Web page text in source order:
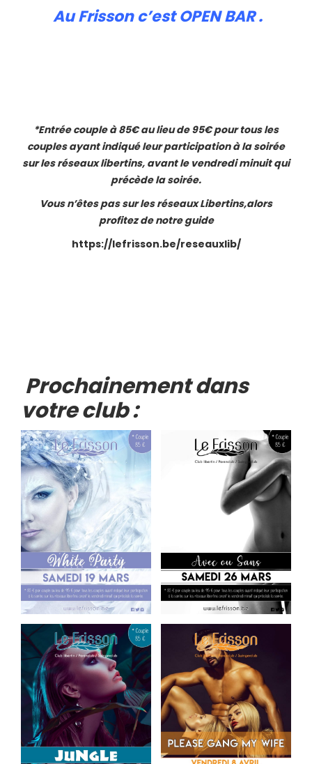
Au Frisson c’est OPEN BAR .
*Entrée couple à 85€ au lieu de 95€ pour tous les
couples ayant indiqué leur participation à la soirée
sur les réseaux libertins, avant le vendredi minuit qui
précède la soirée.
Vous n’êtes pas sur les réseaux Libertins,alors
profitez de notre guide
https://lefrisson.be/reseauxlib/
Prochainement dans
votre club :